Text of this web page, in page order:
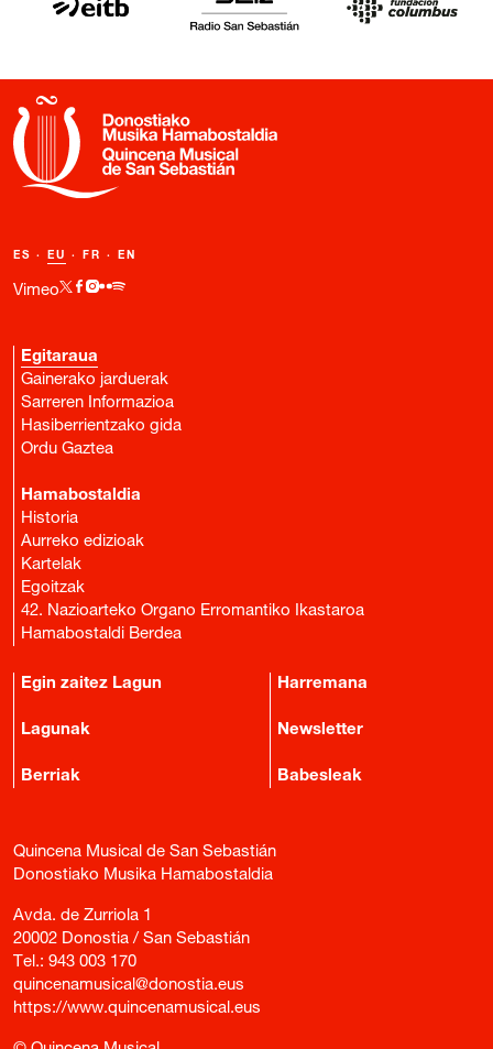
Vimeo
ES · EU · FR · EN
Egitaraua
Gainerako jarduerak
Sarreren Informazioa
Hasiberrientzako gida
Ordu Gaztea
Hamabostaldia
Historia
Aurreko edizioak
Kartelak
Egoitzak
42. Nazioarteko Organo Erromantiko Ikastaroa
Hamabostaldi Berdea
Egin zaitez Lagun
Lagunak
Berriak
Harremana
Newsletter
Babesleak
Quincena Musical de San Sebastián
Donostiako Musika Hamabostaldia
Avda. de Zurriola 1
20002 Donostia / San Sebastián
Tel.: 943 003 170
quincenamusical@donostia.eus
https://www.quincenamusical.eus